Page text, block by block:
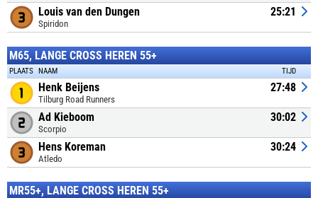
Louis van den Dungen
Spiridon
25:21
M65, LANGE CROSS HEREN 55+
PLAATS NAAM TIJD
Henk Beijens
Tilburg Road Runners
27:48
Ad Kieboom
Scorpio
30:02
Hens Koreman
Atledo
30:24
MR55+, LANGE CROSS HEREN 55+